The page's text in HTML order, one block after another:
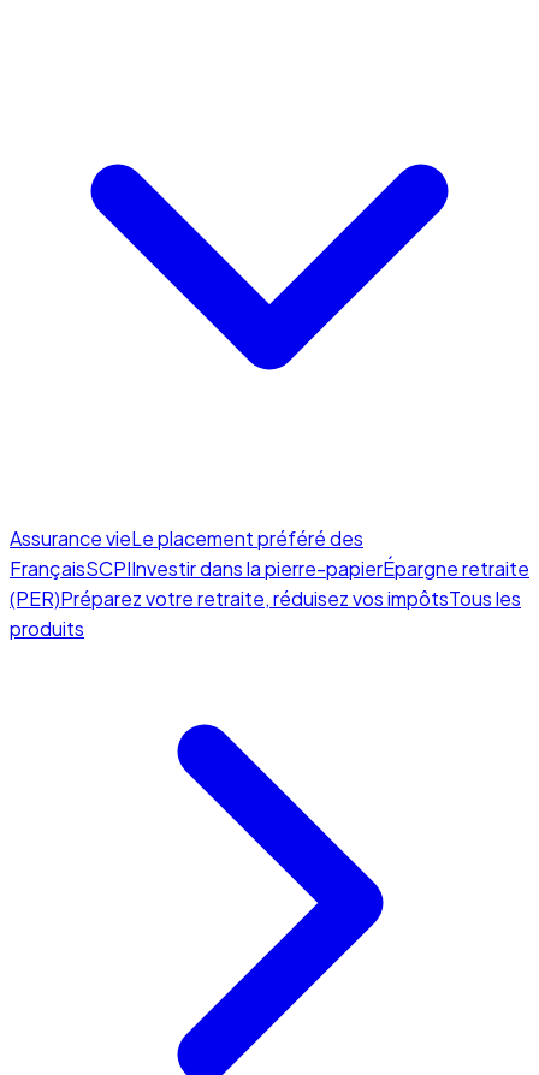
Assurance vieLe placement préféré des
FrançaisSCPIInvestir dans la pierre-papierÉpargne retraite
(PER)Préparez votre retraite, réduisez vos impôtsTous les
produits